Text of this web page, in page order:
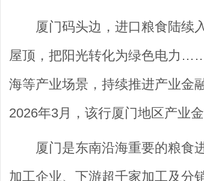
厦门码头边，进口粮食陆续
屋顶，把阳光转化为绿色电力
海等产业场景，持续推进产业金
2026年3月，该行厦门地区产业
厦门是东南沿海重要的粮食
加工企业、下游超千家加工及分